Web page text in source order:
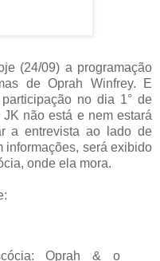
(24/09) a programação
de Oprah Winfrey. E
no dia 1° de
não está e nem estará
a entrevista ao lado de
informações, será exibido
onde ela mora.
Oprah & o